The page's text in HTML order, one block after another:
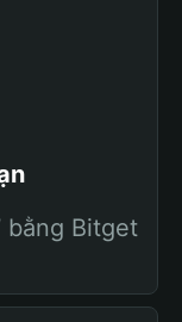
bằng Bitget